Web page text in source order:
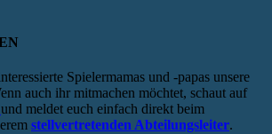
Spielermamas und -papas unsere
auch ihr mitmachen möchtet, schaut auf
und meldet euch einfach direkt beim
stellvertretenden Abteilungsleiter.